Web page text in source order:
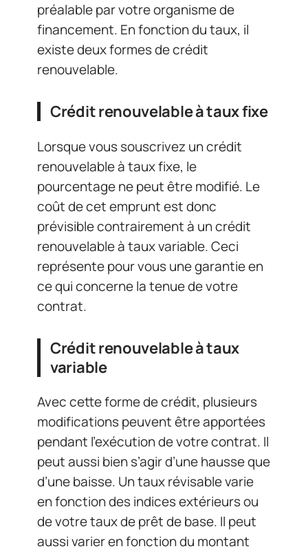
préalable par votre organisme de
financement. En fonction du taux, il
existe deux formes de crédit
renouvelable.
Crédit renouvelable à taux fixe
Lorsque vous souscrivez un crédit
renouvelable à taux fixe, le
pourcentage ne peut être modifié. Le
coût de cet emprunt est donc
prévisible contrairement à un crédit
renouvelable à taux variable. Ceci
représente pour vous une garantie en
ce qui concerne la tenue de votre
contrat.
Crédit renouvelable à taux
variable
Avec cette forme de crédit, plusieurs
modifications peuvent être apportées
pendant l’exécution de votre contrat. Il
peut aussi bien s’agir d’une hausse que
d’une baisse. Un taux révisable varie
en fonction des indices extérieurs ou
de votre taux de prêt de base. Il peut
aussi varier en fonction du montant